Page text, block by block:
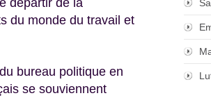
du monde du travail et
bureau politique en
se souviennent